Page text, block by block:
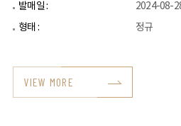
발매일 :
2024-08-
형태 :
정규
VIEW MORE